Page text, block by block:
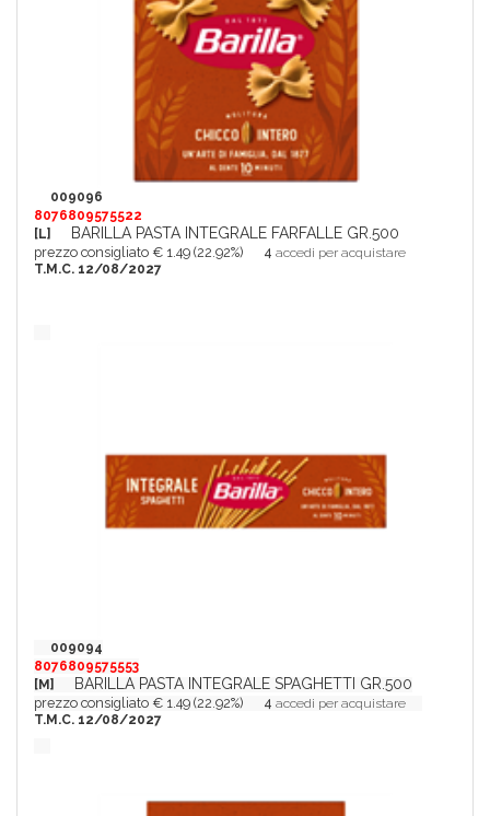
009096
8076809575522
[L]
BARILLA PASTA INTEGRALE FARFALLE GR.500
prezzo consigliato € 1.49 (22.92%) 4 accedi per acquistare
T.M.C. 12/08/2027
009094
8076809575553
[M]
BARILLA PASTA INTEGRALE SPAGHETTI GR.500
prezzo consigliato € 1.49 (22.92%) 4 accedi per acquistare
T.M.C. 12/08/2027